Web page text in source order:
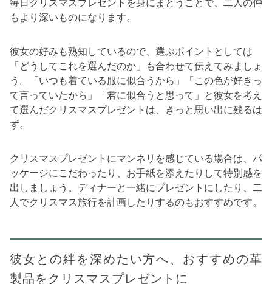
もより深いものになります。
彼女の好みも熟知しているので、選ぶポイントとしては
「どうしてこれを選んだのか」も合わせて伝えてみましょ
う。「いつも着ている服に似合うから」「この色が好きっ
て言っていたから」「君に似合うと思って」と彼女を考え
て選んだクリスマスプレゼントは、きっと思い出に残るは
ず。
クリスマスプレゼントにマンネリを感じている場合は、パ
ッケージにこだわったり、お手紙を添えたりして特別感を
出しましょう。ディナーと一緒にプレゼントにしたり、二
人でクリスマス旅行を計画したりするのもおすすめです。
彼女との絆を深めたい方へ、おすすめの革
製品をクリスマスプレゼントに